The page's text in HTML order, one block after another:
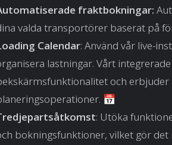
fraktbokningar:
valda transportörer baserat på
Calendar: Använd vår live-
lastningar. Vårt
och
📅
: Utöka
bokningsfunktioner, vilket gör